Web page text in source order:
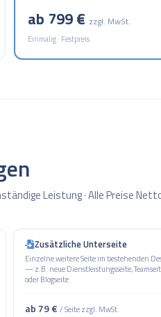
ab 799 € zzgl. MwSt.
Einmalig · Festpreis
Leistung · Alle Preise
Zusätzliche Unterseite
Einzelne weitere Seite im bestehenden
— z.B. neue Dienstleistungsseite,
oder Blogseite
ab 79 € / Seite zzgl. MwSt.